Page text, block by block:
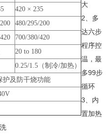
420 × 235
480/295/200
700/380/420
20 to 180
0.25/1.5（制冷/加热）
护及防干烧功能
大
2、多
达六步
程序控
温，最
多99步
循环
3、内
置加热